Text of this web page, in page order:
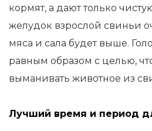
кормят, а дают только
желудок взрослой свиньи
мяса и сала будет выше.
равным образом с целью,
выманивать животное из
Лучший время и период